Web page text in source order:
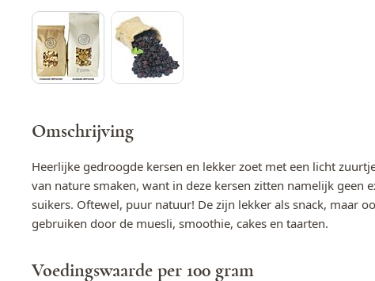
Omschrijving
Heerlijke gedroogde kersen en lekker zoet met een licht
van nature smaken, want in deze kersen zitten namelijk geen
suikers. Oftewel, puur natuur! De zijn lekker als snack, maar
gebruiken door de muesli, smoothie, cakes en taarten.
Voedingswaarde per 100 gram